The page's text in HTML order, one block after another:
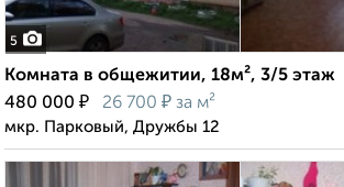
5
Комната в общежитии, 18м², 3/5 этаж
480 000 ₽ 26 700 ₽ за м²
мкр. Парковый, Дружбы 12